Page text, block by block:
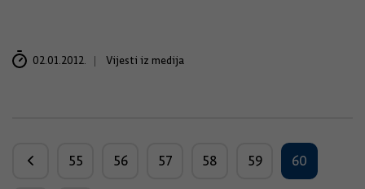
02.01.2012. Vijesti iz medija
55 56 57 58 59 60